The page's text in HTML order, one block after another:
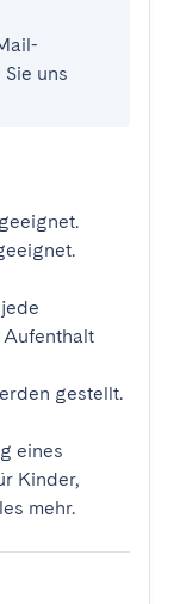
uns
geeignet.
Aufenthalt
gestellt.
eines
Kinder,
mehr.